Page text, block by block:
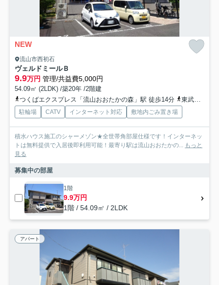
NEW
流山市西初石
ヴェルドミールＢ
9.9万円 管理/共益費5,000円
54.09㎡ (2LDK) /築20年 /2階建
つくばエクスプレス「流山おおたかの森」駅 徒歩14分
東武野田線「流山おおたかの森」駅 徒歩14分
駐輪場 CATV インターネット対応 敷地内ごみ置き場
積水ハウス施工のシャーメゾン★全世帯角部屋仕様です！インターネッ
トは無料提供で入居後即利用可能！最寄り駅は流山おおたかの...
もっと
見る
募集中の部屋
1階
9.9万円
1階 / 54.09㎡ / 2LDK
アパート